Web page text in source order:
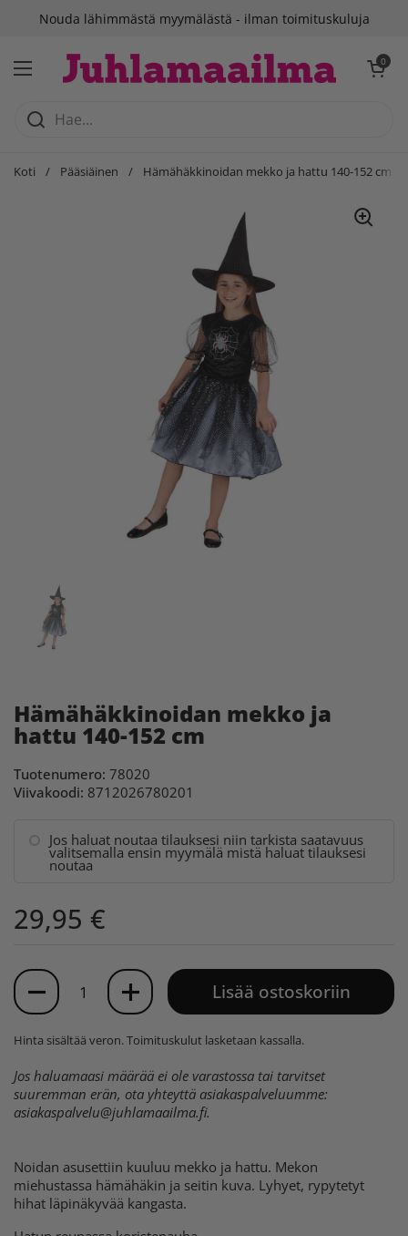
Siirry sisältöön
Nouda lähimmästä myymälästä - ilman toimituskuluja
Avaa valikko
Avaa 0
Koti / Pääsiäinen / Hämähäkkinoidan mekko ja hattu 140-152 cm
Hämähäkkinoidan mekko ja
hattu 140-152 cm
Tuotenumero: 78020
Viivakoodi: 8712026780201
Jos haluat noutaa tilauksesi niin tarkista saatavuus
valitsemalla ensin myymälä mistä haluat tilauksesi
noutaa
29,95 €
Määrä
Lisää ostoskoriin
Hinta sisältää veron.Toimituskulut lasketaan kassalla.
Jos haluamaasi määrää ei ole varastossa tai tarvitset
suuremman erän, ota yhteyttä asiakaspalveluumme:
asiakaspalvelu@juhlamaailma.fi.
Noidan asusettiin kuuluu mekko ja hattu. Mekon
miehustassa hämähäkin ja seitin kuva. Lyhyet, rypytetyt
hihat läpinäkyvää kangasta.